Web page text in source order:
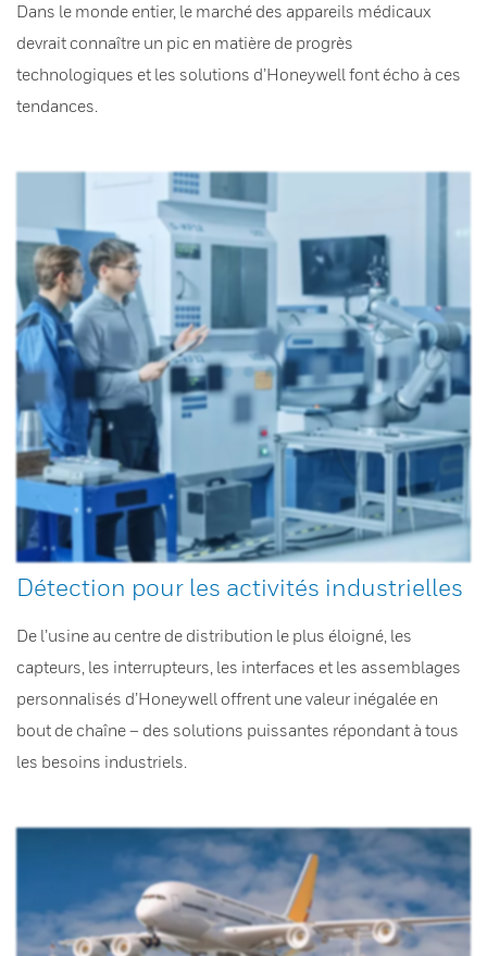
Dans le monde entier, le marché des appareils médicaux
devrait connaître un pic en matière de progrès
technologiques et les solutions d’Honeywell font écho à ces
tendances.
Détection pour les activités industrielles
De l’usine au centre de distribution le plus éloigné, les
capteurs, les interrupteurs, les interfaces et les assemblages
personnalisés d’Honeywell offrent une valeur inégalée en
bout de chaîne – des solutions puissantes répondant à tous
les besoins industriels.